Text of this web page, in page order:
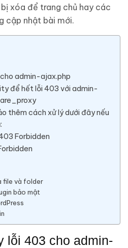
xóa để trang chủ hay các
cập nhật bài mới.
admin-ajax.php
để hết lỗi 403 với admin-
thêm cách xử lý dưới đây nếu
Forbidden
file và folder
bảo mật
lỗi 403 cho admin-